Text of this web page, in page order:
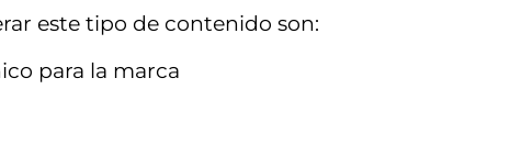
este tipo de contenido son:
para la marca